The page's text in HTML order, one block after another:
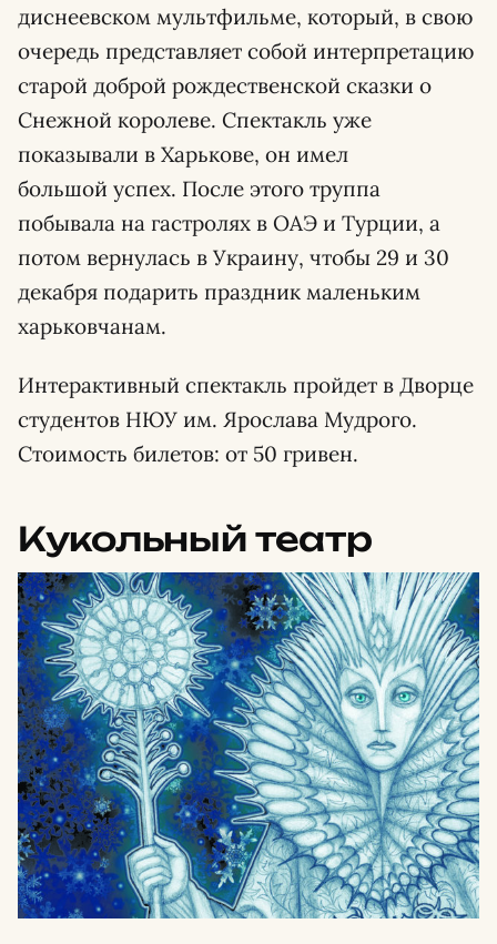
диснеевском мультфильме, который, в свою
очередь представляет собой интерпретацию
старой доброй рождественской сказки о
Снежной королеве. Спектакль уже
показывали в Харькове, он имел
большой успех. После этого труппа
побывала на гастролях в ОАЭ и Турции, а
потом вернулась в Украину, чтобы 29 и 30
декабря подарить праздник маленьким
харьковчанам.
Интерактивный спектакль пройдет в Дворце
студентов НЮУ им. Ярослава Мудрого.
Стоимость билетов: от 50 гривен.
Кукольный театр